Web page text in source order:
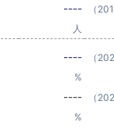
----
人
（
----
%
（
----
%
（